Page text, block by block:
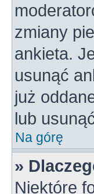
zmiany
ankieta.
usunąć
już
lub
Na górę
»
Niektóre